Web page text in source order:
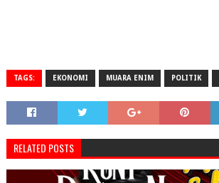
TAGS: EKONOMI MUARA ENIM POLITIK
RELATED POSTS